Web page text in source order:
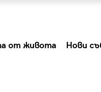
от живота Нови